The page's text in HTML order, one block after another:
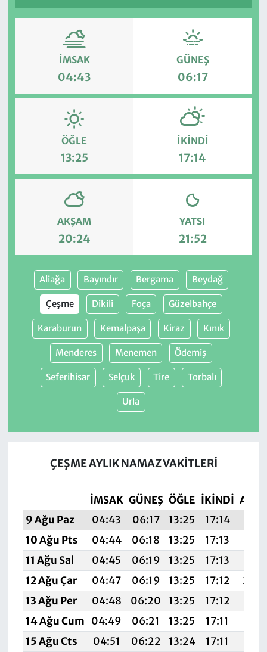
İMSAK
04:43
GÜNEŞ
06:17
ÖĞLE
13:25
İKINDI
17:14
AKŞAM
20:24
YATSI
21:52
Aliağa Bayındır Bergama Beydağ
Çeşme Dikili Foça Güzelbahçe
Karaburun Kemalpaşa Kiraz Kınık
Menderes Menemen Ödemiş
Seferihisar Selçuk Tire Torbalı
Urla
ÇEŞME AYLIK NAMAZ VAKITLERI
İMSAK GÜNEŞ ÖĞLE İKINDI
9 Ağu Paz
04:43 06:17 13:25 17:14
10 Ağu Pts
04:44 06:18 13:25 17:13
11 Ağu Sal
04:45 06:19 13:25 17:13
12 Ağu Çar
04:47 06:19 13:25 17:12
13 Ağu Per
04:48 06:20 13:25 17:12
14 Ağu Cum 04:49 06:21 13:25 17:11
15 Ağu Cts
04:51 06:22 13:24 17:11